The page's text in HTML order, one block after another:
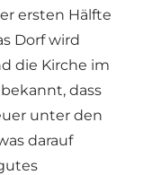
ersten Hälfte
Dorf wird
die Kirche im
dass
unter den
darauf